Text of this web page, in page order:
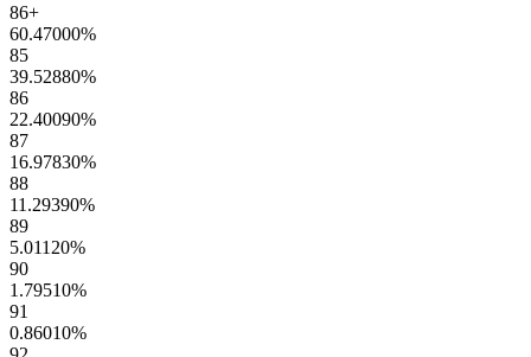
86+
60.47000%
85
39.52880%
86
22.40090%
87
16.97830%
88
11.29390%
89
5.01120%
90
1.79510%
91
0.86010%